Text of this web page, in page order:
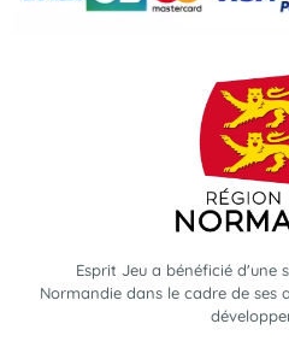
Esprit Jeu a bénéficié d'une
Normandie dans le cadre de